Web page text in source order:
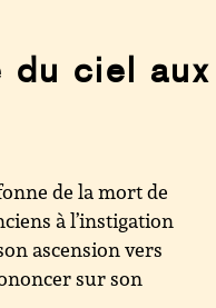
du ciel aux
de la mort de
à l’instigation
ascension vers
sur son